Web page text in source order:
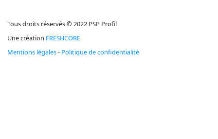
Tous droits réservés © 2022 PSP Profil
Une création FRESHCORE
Mentions légales- Politique de confidentialité